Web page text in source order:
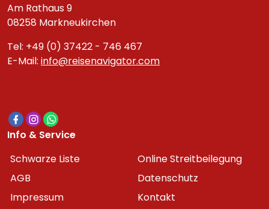
Am Rathaus 9
08258 Markneukirchen
Tel: +49 (0) 37422 - 746 467
E-Mail: info@reisenavigator.com
Info & Service
Schwarze Liste
Online Streitbeilegung
AGB
Datenschutz
Impressum
Kontakt